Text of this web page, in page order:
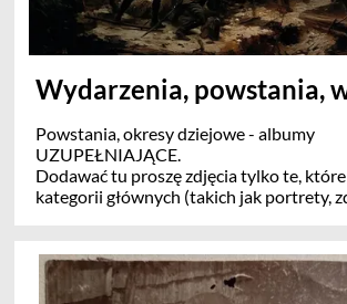
Wydarzenia, powstania,
Powstania, okresy dziejowe - albumy
UZUPEŁNIAJĄCE.
Dodawać tu proszę zdjęcia tylko te,
kategorii głównych (takich jak portrety,